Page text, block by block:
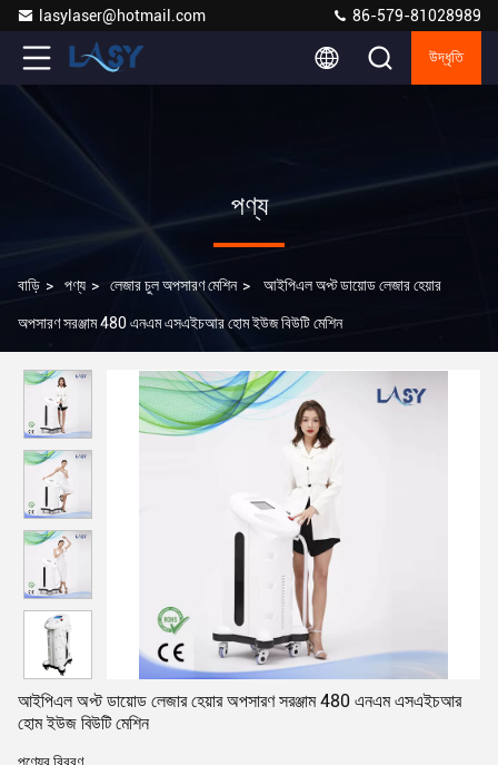
lasylaser@hotmail.com 86-579-81028989
উদ্ধৃতি
পণ্য
বাড়ি > পণ্য > লেজার চুল অপসারণ মেশিন > আইপিএল অপ্ট ডায়োড লেজার হেয়ার
অপসারণ সরঞ্জাম 480 এনএম এসএইচআর হোম ইউজ বিউটি মেশিন
আইপিএল অপ্ট ডায়োড লেজার হেয়ার অপসারণ সরঞ্জাম 480 এনএম এসএইচআর
হোম ইউজ বিউটি মেশিন